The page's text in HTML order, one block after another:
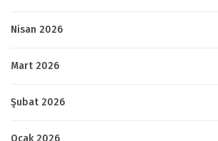
Nisan 2026
Mart 2026
Şubat 2026
Ocak 2026